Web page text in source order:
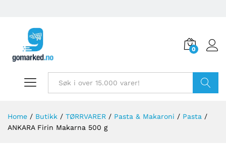
0
Home / Butikk / TØRRVARER / Pasta & Makaroni / Pasta /
ANKARA Firin Makarna 500 g